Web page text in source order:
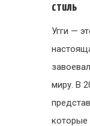
стиль
Угги —
миру. В